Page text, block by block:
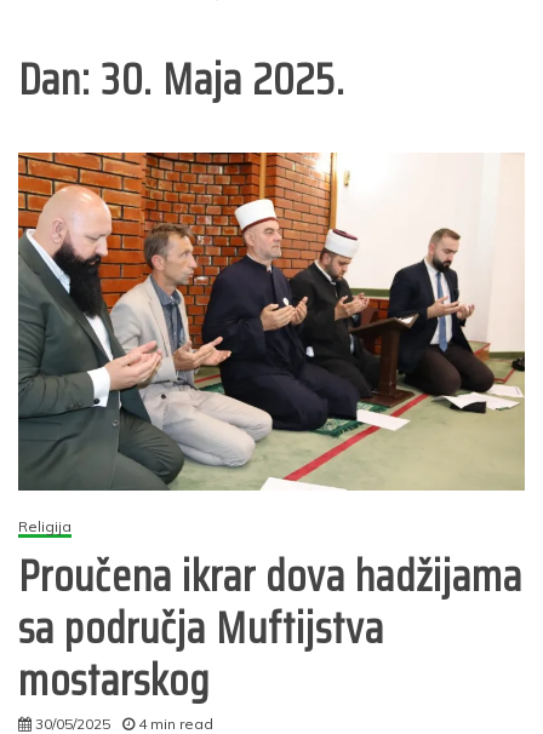
Dan:30. Maja 2025.
Religija
Proučena ikrar dova hadžijama
sa područja Muftijstva
mostarskog
30/05/2025
4 min read